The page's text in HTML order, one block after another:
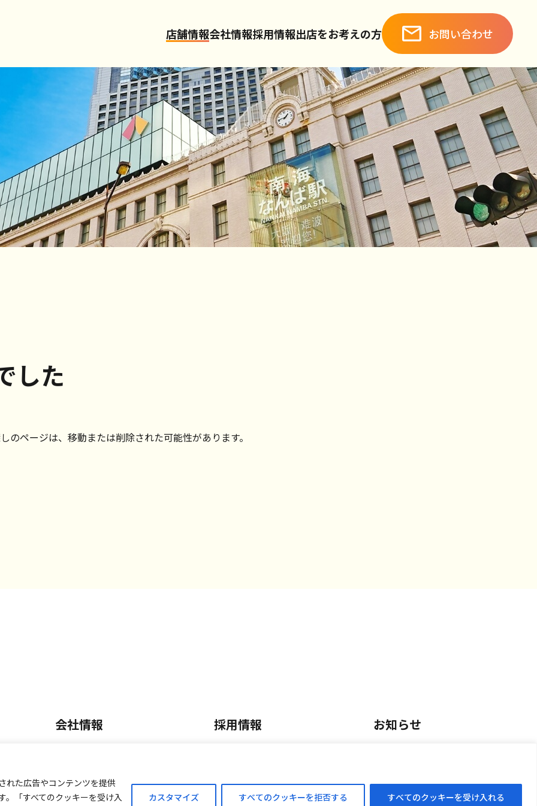
れた広告やコンテンツを提供
「すべてのクッキーを受け入
カスタマイズ すべてのクッキーを拒否する すべてのクッキーを受け入れる
店舗情報会社情報採用情報出店をお考えの方 お問い合わせ
した
のページは、移動または削除された可能性があります。
内
会社情報
事業内容
外商販売
採用情報 お知らせ